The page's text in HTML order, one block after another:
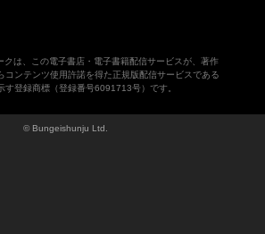
クは、この電子書店・電子書籍配信サービスが、著作
コンテンツ使用許諾を得た正規版配信サービスである
す登録商標（登録番号6091713号）です。
© Bungeishunju Ltd.